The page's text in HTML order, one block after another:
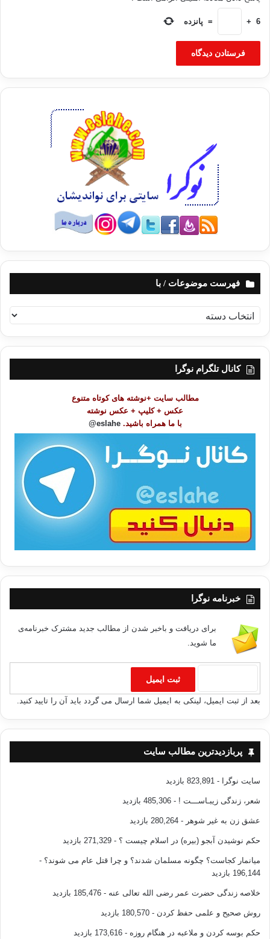
6
+
= پانزده
فهرست موضوعات / با
ه
ر
کانال تلگرام نوگرا
مطالب سایت +نوشته های کوتاه متنوع
عکس + کلیپ + عکس نوشته
با ما همراه باشید. eslahe@
خبرنامه نوگرا
برای دریافت و باخبر شدن از مطالب جدید مشترک خبرنامه‌ی
ما شوید.
بعد از ثبت ایمیل، لینکی به ایمیل شما ارسال می گردد باید آن را تایید کنید.
پربازدیدترین مطالب سایت
سایت نوگرا - 823,891 بازدید
شعر، زندگی زیبـاســـت ! - 485,306 بازدید
عشق زن به غیر شوهر - 280,264 بازدید
حکم نوشیدن آبجو (بیره) در اسلام چیست ؟ - 271,329 بازدید
میانمار کجاست؟ چگونه مسلمان شدند؟ و چرا قتل عام می شوند؟ -
196,144 بازدید
خلاصه زندگی حضرت عمر رضی الله تعالی عنه - 185,476 بازدید
روش صحیح و علمی حفظ کردن - 180,570 بازدید
حکم بوسه کردن و ملاعبه در هنگام روزه - 173,616 بازدید